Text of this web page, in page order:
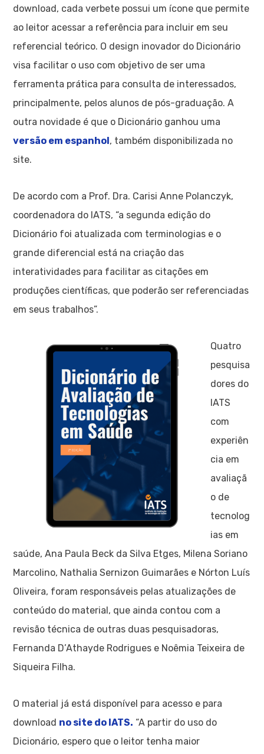
download, cada verbete possui um ícone que permite
ao leitor acessar a referência para incluir em seu
referencial teórico. O design inovador do Dicionário
visa facilitar o uso com objetivo de ser uma
ferramenta prática para consulta de interessados,
principalmente, pelos alunos de pós-graduação. A
outra novidade é que o Dicionário ganhou uma
versão em espanhol, também disponibilizada no
site.
De acordo com a Prof. Dra. Carisi Anne Polanczyk,
coordenadora do IATS, “a segunda edição do
Dicionário foi atualizada com terminologias e o
grande diferencial está na criação das
interatividades para facilitar as citações em
produções científicas, que poderão ser referenciadas
em seus trabalhos”.
Quatro
pesquisa
dores do
IATS
com
experiên
cia em
avaliaçã
o de
tecnolog
ias em
saúde, Ana Paula Beck da Silva Etges, Milena Soriano
Marcolino, Nathalia Sernizon Guimarães e Nórton Luís
Oliveira, foram responsáveis pelas atualizações de
conteúdo do material, que ainda contou com a
revisão técnica de outras duas pesquisadoras,
Fernanda D’Athayde Rodrigues e Noêmia Teixeira de
Siqueira Filha.
O material já está disponível para acesso e para
download no site do IATS. “A partir do uso do
Dicionário, espero que o leitor tenha maior